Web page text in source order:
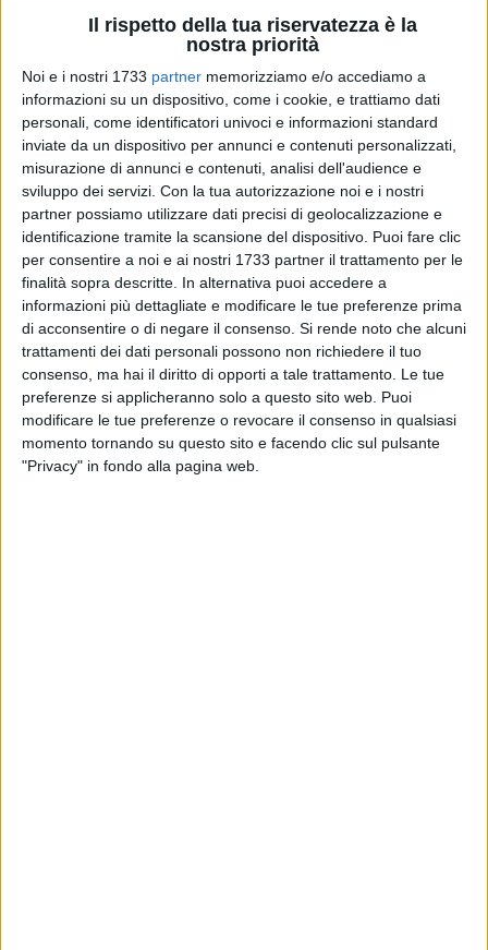
Il rispetto della tua riservatezza è la
nostra priorità
Noi e i nostri 1733 partner memorizziamo e/o accediamo a
informazioni su un dispositivo, come i cookie, e trattiamo dati
personali, come identificatori univoci e informazioni standard
inviate da un dispositivo per annunci e contenuti personalizzati,
misurazione di annunci e contenuti, analisi dell'audience e
sviluppo dei servizi. Con la tua autorizzazione noi e i nostri
partner possiamo utilizzare dati precisi di geolocalizzazione e
identificazione tramite la scansione del dispositivo. Puoi fare clic
per consentire a noi e ai nostri 1733 partner il trattamento per le
finalità sopra descritte. In alternativa puoi accedere a
informazioni più dettagliate e modificare le tue preferenze prima
di acconsentire o di negare il consenso. Si rende noto che alcuni
trattamenti dei dati personali possono non richiedere il tuo
consenso, ma hai il diritto di opporti a tale trattamento. Le tue
preferenze si applicheranno solo a questo sito web. Puoi
modificare le tue preferenze o revocare il consenso in qualsiasi
momento tornando su questo sito e facendo clic sul pulsante
"Privacy" in fondo alla pagina web.
46
GIANLUCA BATTISTA
Urne chiuse a Bari e nei comuni italiani che sono andati al
ballottaggio per l'elezione del nuovo sindaco. Nel capoluogo
pugliese erano in corsa Vito Leccese per il centrosinistra e
Fabio Romito per il centrodestra.
L'affluenza definitiva è stata del37,53% (al primo turno
aveva votato il 58,17%). Un dato in linea con l'ultimo
ballottaggio del 2014.